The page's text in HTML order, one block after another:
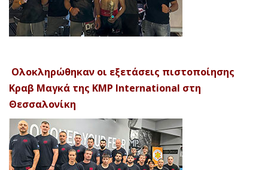
Ολοκληρώθηκαν οι εξετάσεις πιστοποίησης
Κραβ Μαγκά της KMP International στη
Θεσσαλονίκη